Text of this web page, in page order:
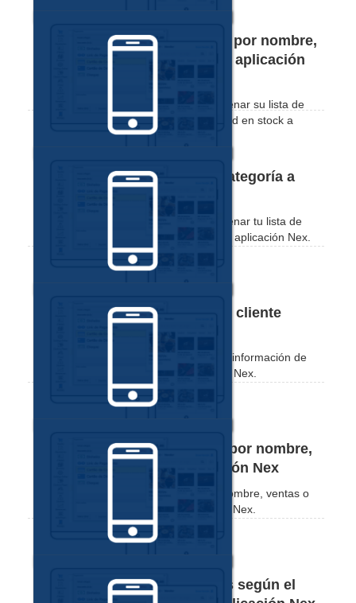
Cómo ordenar los productos por nombre,
precio o existencias desde la aplicación
Compruebe lo práctico que resulta ordenar su lista de
productos por nombre, precio o cantidad en stock a
través de la aplicación Nex.
Cómo filtrar productos por categoría a
Comprueba lo práctico que resulta ordenar tu lista de
productos por categorías a través de la aplicación Nex.
Cómo editar el registro de un cliente
Comprueba lo práctico que es editar la información de
tus clientes a través de la aplicación de Nex.
Cómo ordenar a los clientes por nombre,
ventas o débito en la aplicación Nex
Vea cómo ordenar a sus clientes por nombre, ventas o
cantidad adeudada desde la aplicación Nex.
Cómo clasificar a los clientes según el